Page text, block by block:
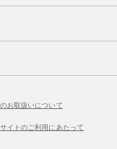
お取扱いについて
イトのご利用にあたって